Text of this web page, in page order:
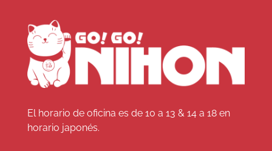
El horario de oficina es de 10 a 13 & 14 a 18 en
horario japonés.